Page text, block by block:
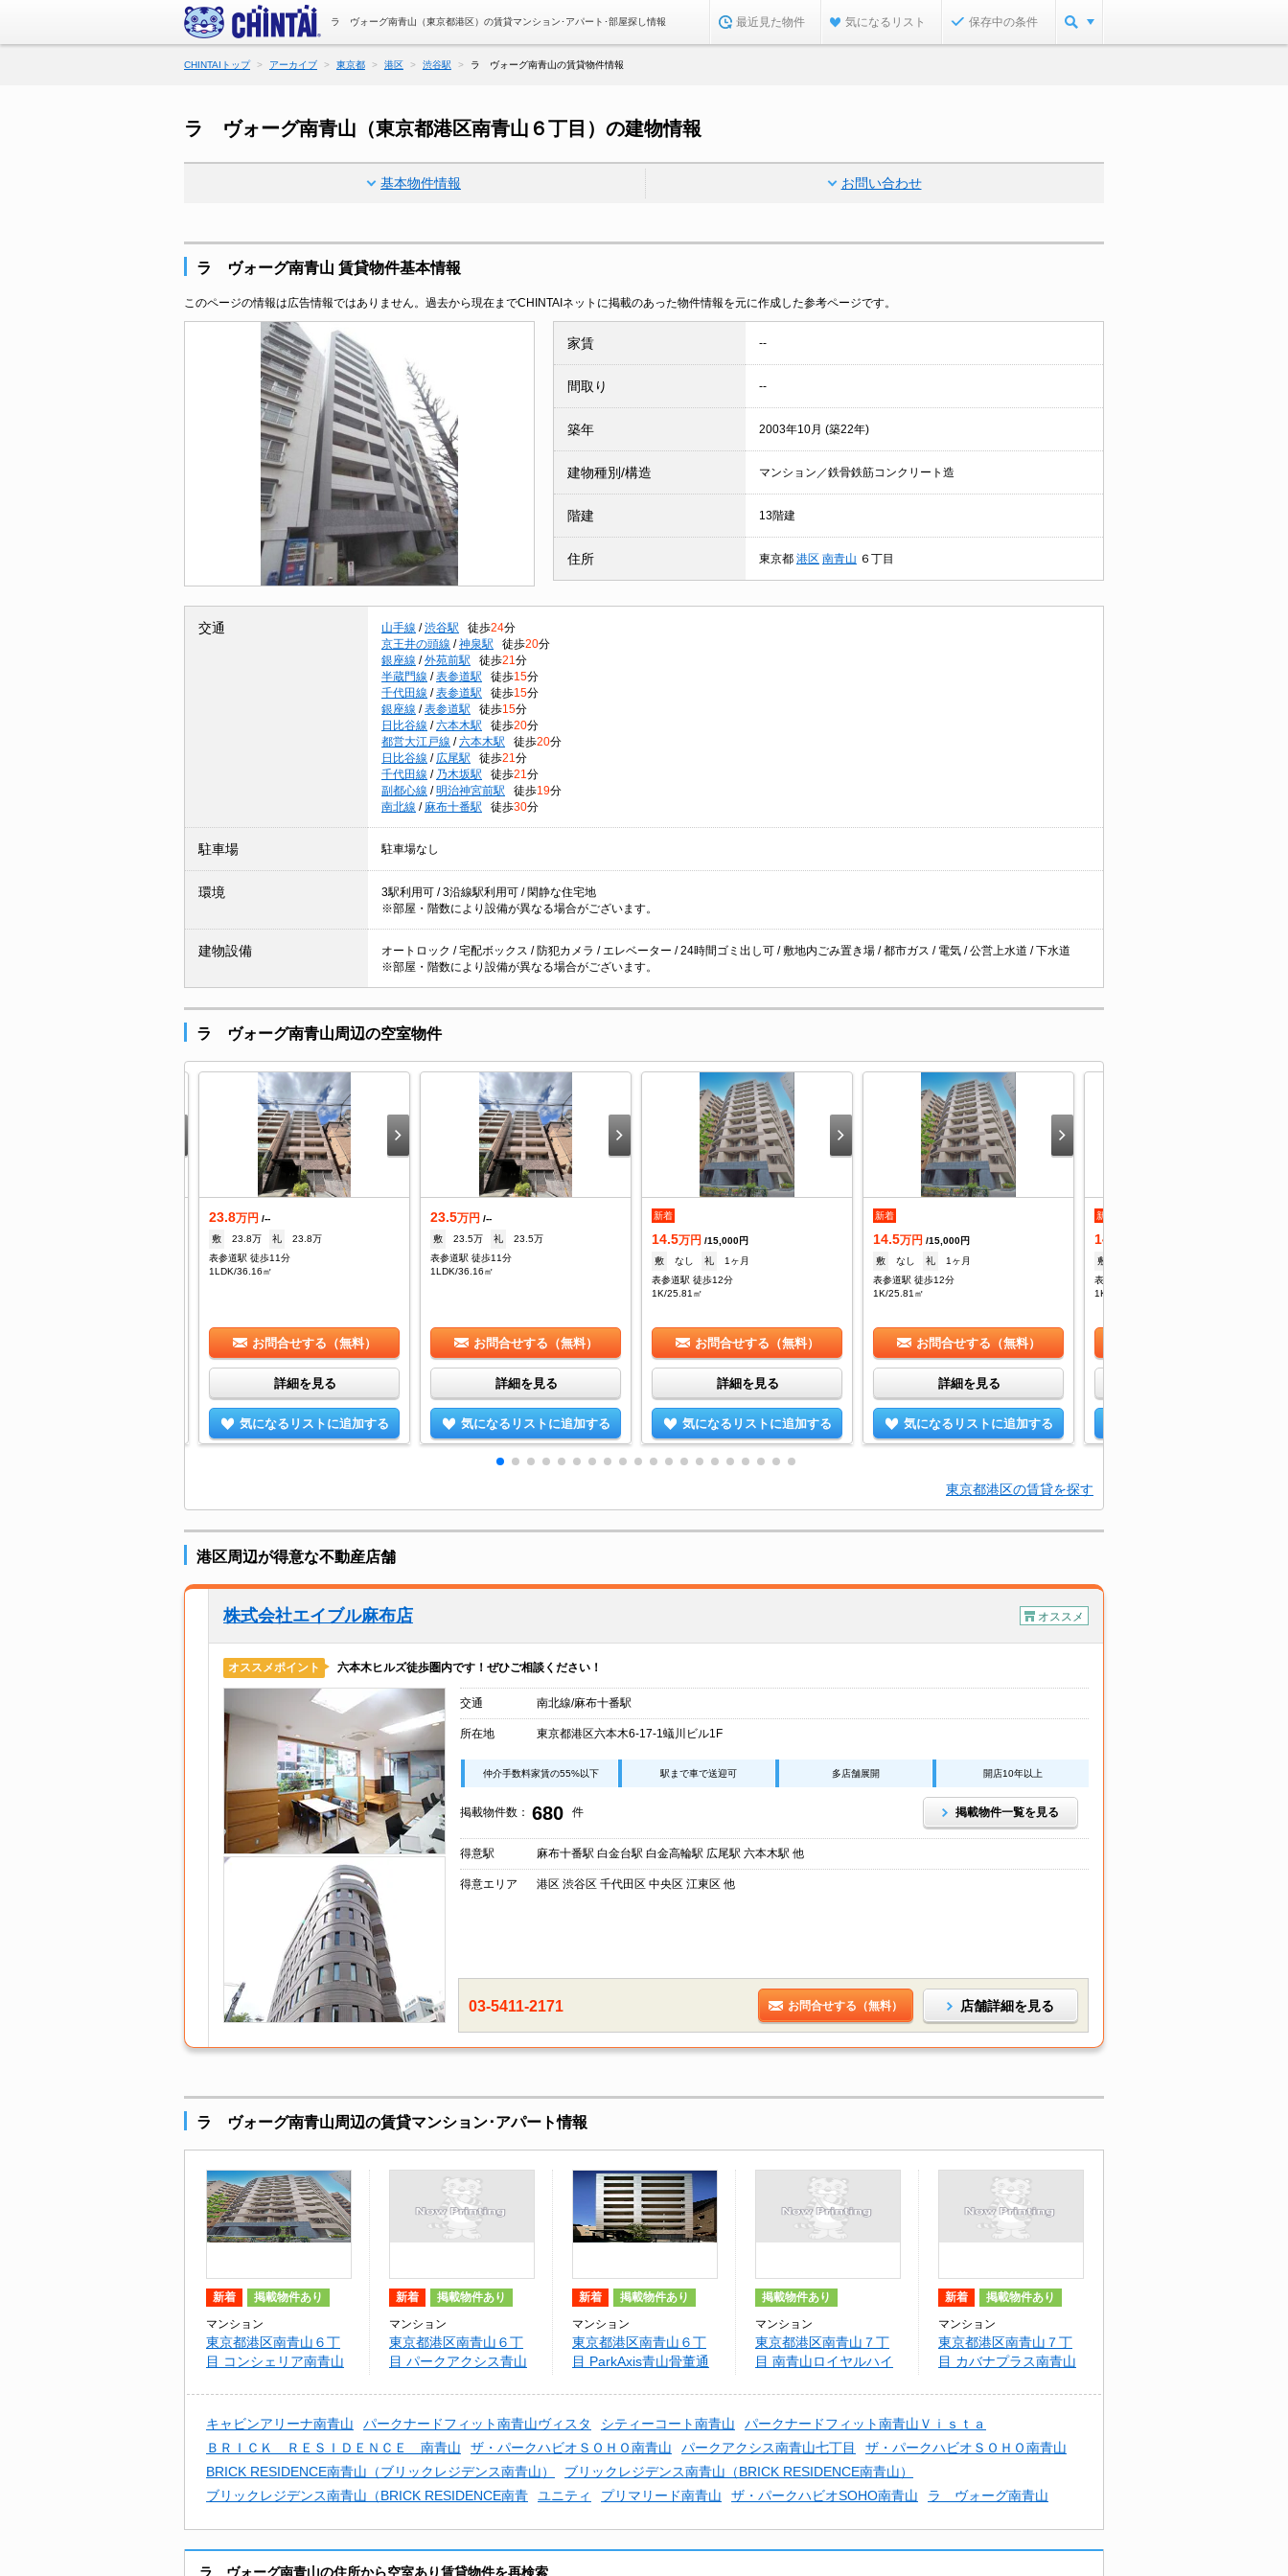
ラ ヴォーグ南青山（東京都港区）の賃貸マンション･アパート･部屋探し情報 最近見た物件 気になるリスト 保存中の条件
CHINTAIトップ アーカイブ 東京都 港区 渋谷駅 ラ ヴォーグ南青山の賃貸物件情報
ラ ヴォーグ南青山（東京都港区南青山６丁目）の建物情報
基本物件情報 お問い合わせ
ラ ヴォーグ南青山 賃貸物件基本情報
このページの情報は広告情報ではありません。過去から現在までCHINTAIネットに掲載のあった物件情報を元に作成した参考ページです。
家賃 --
間取り --
築年 2003年10月 (築22年)
建物種別/構造 マンション／鉄骨鉄筋コンクリート造
階建 13階建
住所 東京都 港区 南青山 ６丁目
交通 山手線 / 渋谷駅 徒歩24分
京王井の頭線 / 神泉駅 徒歩20分
銀座線 / 外苑前駅 徒歩21 分
半蔵門線 / 表参道駅 徒歩15分
千代田線 / 表参道駅 徒歩15分
銀座線 / 表参道駅 徒歩15分
日比谷線 / 六本木駅 徒歩20分
都営大江戸線 / 六本木駅 徒歩20分
日比谷線 / 広尾駅 徒歩21 分
千代田線 / 乃木坂駅 徒歩21 分
副都心線 / 明治神宮前駅 徒歩19分
南北線 / 麻布十番駅 徒歩30分
駐車場 駐車場なし
環境
3駅利用可 / 3沿線駅利用可 / 閑静な住宅地
※部屋・階数により設備が異なる場合がございます。
建物設備
オートロック / 宅配ボックス / 防犯カメラ / エレベーター / 24時間ゴミ出し可 / 敷地内ごみ置き場 / 都市ガス / 電気 / 公営上水道 / 下水道
※部屋・階数により設備が異なる場合がございます。
ラ ヴォーグ南青山周辺の空室物件
23.8万円 /--
敷
23.8万 礼
23.8万
表参道駅 徒歩11分
1LDK/36.16㎡
お問合せする（無料）
詳細を見る
気になるリストに追加する
23.5万円 /--
敷
23.5万 礼
23.5万
表参道駅 徒歩11分
1LDK/36.16㎡
お問合せする（無料）
詳細を見る
気になるリストに追加する
新着
14.5万円 /15,000円
敷
なし 礼
1ヶ月
表参道駅 徒歩12分
1K/25.81㎡
お問合せする（無料）
詳細を見る
気になるリストに追加する
新着
14.5万円 /15,000円
敷
なし 礼
1ヶ月
表参道駅 徒歩12分
1K/25.81㎡
お問合せする（無料）
詳細を見る
気になるリストに追加する
新着
14.5
敷
表参道駅 徒歩12分
1K/25.81㎡
東京都港区の賃貸を探す
港区周辺が得意な不動産店舗
株式会社エイブル麻布店 オススメ
オススメポイント 六本木ヒルズ徒歩圏内です！ぜひご相談ください！
交通 南北線/麻布十番駅
所在地 東京都港区六本木6-17-1蟻川ビル1F
仲介手数料家賃の55%以下 駅まで車で送迎可 多店舗展開 開店10年以上
掲載物件数： 680 件 掲載物件一覧を見る
得意駅 麻布十番駅 白金台駅 白金高輪駅 広尾駅 六本木駅 他
得意エリア 港区 渋谷区 千代田区 中央区 江東区 他
03-5411-2171 お問合せする（無料） 店舗詳細を見る
ラ ヴォーグ南青山周辺の賃貸マンション･アパート情報
新着 掲載物件あり
マンション
東京都港区南青山６丁
目 コンシェリア南青山
新着 掲載物件あり
マンション
東京都港区南青山６丁
目 パークアクシス青山
新着 掲載物件あり
マンション
東京都港区南青山６丁
目 ParkAxis青山骨董通
山骨董通り）
掲載物件あり
マンション
東京都港区南青山７丁
目 南青山ロイヤルハイ
新着 掲載物件あり
マンション
東京都港区南青山７丁
目 カバナプラス南青山
キャビンアリーナ南青山 パークナードフィット南青山ヴィスタ シティーコート南青山
パークナードフィット南青山Ｖｉｓｔａ
ＢＲＩＣＫ ＲＥＳＩＤＥＮＣＥ 南青山
ザ・パークハビオＳＯＨＯ南青山 パークアクシス南青山七丁目
ザ・パークハビオＳＯＨＯ南青山
BRICK RESIDENCE南青山（ブリックレジデンス南青山）
ブリックレジデンス南青山（BRICK RESIDENCE南青山）
ブリックレジデンス南青山（BRICK RESIDENCE南青
ユニティ プリマリード南青山 ザ・パークハビオSOHO南青山 ラ ヴォーグ南青山
ラ ヴォーグ南青山の住所から空室あり賃貸物件を再検索